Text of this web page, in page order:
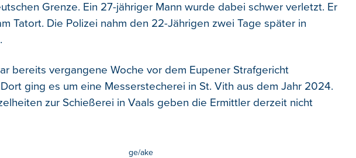
Grenze. Ein 27-jähriger Mann wurde dabei schwer verletzt. Er
Tatort. Die Polizei nahm den 22-Jährigen zwei Tage später in
bereits vergangene Woche vor dem Eupener Strafgericht
ging es um eine Messerstecherei in St. Vith aus dem Jahr 2024.
zur Schießerei in Vaals geben die Ermittler derzeit nicht
ge/ake